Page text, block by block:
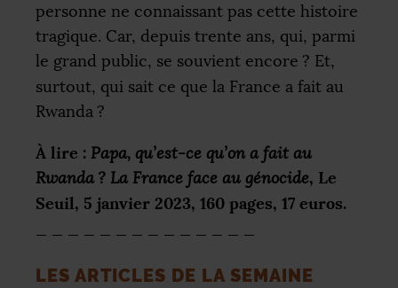
personne ne connaissant pas cette histoire
tragique. Car, depuis trente ans, qui, parmi
le grand public, se souvient encore ? Et,
surtout, qui sait ce que la France a fait au
Rwanda ?
À lire : Papa, qu’est-ce qu’on a fait au
Rwanda ? La France face au génocide, Le
Seuil, 5 janvier 2023, 160 pages, 17 euros.
LES ARTICLES DE LA SEMAINE